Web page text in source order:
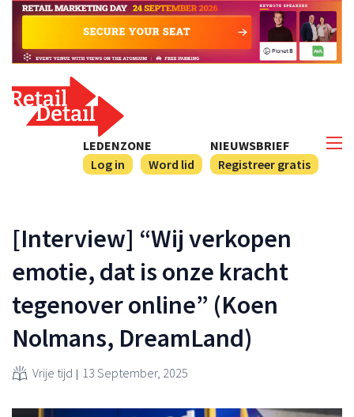
NIEUWSBRIEF
Registreer gratis
LEDENZONE
Log in
Word lid
[Interview] “Wij verkopen
emotie, dat is onze kracht
tegenover online” (Koen
Nolmans, DreamLand)
Vrije tijd 13 September, 2025